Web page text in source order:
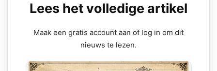
Lees het volledige artikel
Maak een gratis account aan of log in om dit
nieuws te lezen.